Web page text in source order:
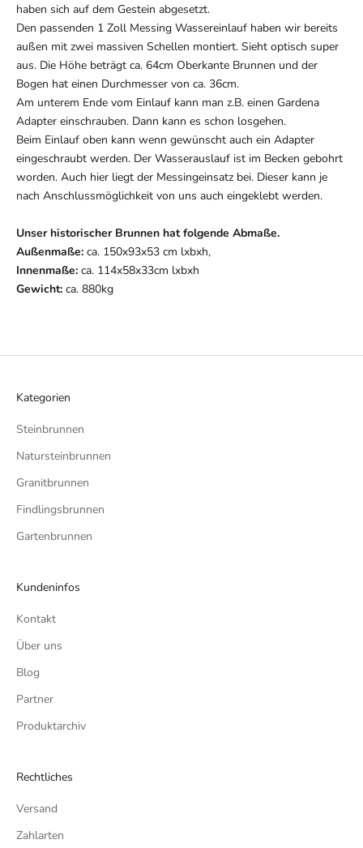
haben sich auf dem Gestein abgesetzt.
Den passenden 1 Zoll Messing Wassereinlauf haben wir bereits
außen mit zwei massiven Schellen montiert. Sieht optisch super
aus. Die Höhe beträgt ca. 64cm Oberkante Brunnen und der
Bogen hat einen Durchmesser von ca. 36cm.
Am unterem Ende vom Einlauf kann man z.B. einen Gardena
Adapter einschrauben. Dann kann es schon losgehen.
Beim Einlauf oben kann wenn gewünscht auch ein Adapter
eingeschraubt werden. Der Wasserauslauf ist im Becken gebohrt
worden. Auch hier liegt der Messingeinsatz bei. Dieser kann je
nach Anschlussmöglichkeit von uns auch eingeklebt werden.
Unser historischer Brunnen hat folgende Abmaße.
Außenmaße: ca. 150x93x53 cm lxbxh,
Innenmaße: ca. 114x58x33cm lxbxh
Gewicht: ca. 880kg
Kategorien
Steinbrunnen
Natursteinbrunnen
Granitbrunnen
Findlingsbrunnen
Gartenbrunnen
Kundeninfos
Kontakt
Über uns
Blog
Partner
Produktarchiv
Rechtliches
Versand
Zahlarten